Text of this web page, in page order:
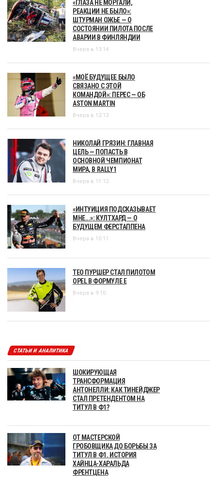
«ГЛАЗА НЕ МОРГАЛИ,
РЕАКЦИИ НЕ БЫЛО»:
ШТУРМАН ОЖЬЕ — О
СОСТОЯНИИ ПИЛОТА ПОСЛЕ
АВАРИИ В ФИНЛЯНДИИ
Вчера в 13:14
«МОЁ БУДУЩЕЕ БЫЛО
СВЯЗАНО С ЭТОЙ
КОМАНДОЙ»: ПЕРЕС — ОБ
ASTON MARTIN
Вчера в 12:13
НИКОЛАЙ ГРЯЗИН: ГЛАВНАЯ
ЦЕЛЬ — ПОПАСТЬ В
ОСНОВНОЙ ЧЕМПИОНАТ
МИРА, В RALLY1
Вчера в 11:12
«ИНТУИЦИЯ ПОДСКАЗЫВАЕТ
МНЕ...»: КУЛТХАРД — О
БУДУЩЕМ ФЕРСТАППЕНА
Вчера в 10:11
ТЕО ПУРШЕР СТАЛ ПИЛОТОМ
OPEL В ФОРМУЛЕ Е
Вчера в 9:10
СТАТЬИ И АНАЛИТИКА
ШОКИРУЮЩАЯ
ТРАНСФОРМАЦИЯ
АНТОНЕЛЛИ: КАК ТИНЕЙДЖЕР
СТАЛ ПРЕТЕНДЕНТОМ НА
ТИТУЛ В Ф1?
ОТ МАСТЕРСКОЙ
ГРОБОВЩИКА ДО БОРЬБЫ ЗА
ТИТУЛ В Ф1. ИСТОРИЯ
ХАЙНЦА-ХАРАЛЬДА
ФРЕНТЦЕНА